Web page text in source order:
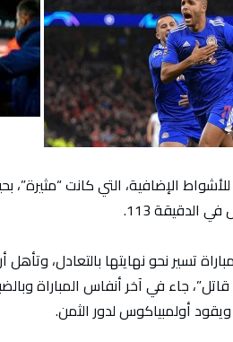
الإضافية، التي كانت
الدقيقة 113.
تسير نحو نهايتها بالتعادل،
ويقود أولمبياكوس لدور الثمن.